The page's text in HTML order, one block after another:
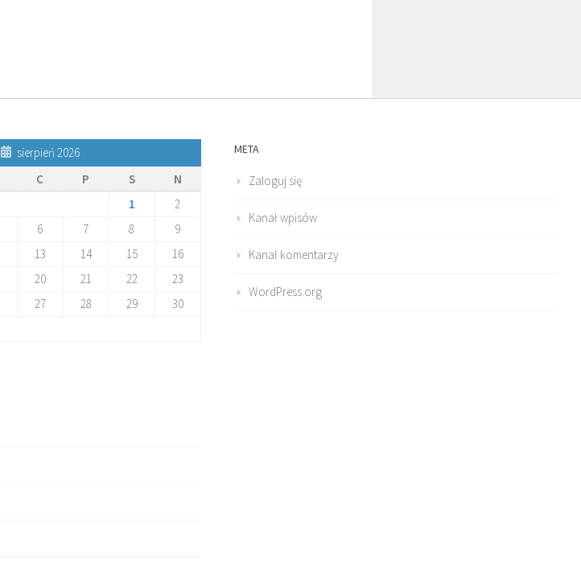
sierpień 2026
C P S
N
1
2
6 7 8
9
13 14 15
16
20 21 22
23
27 28 29
30
META
Zaloguj się
Kanał wpisów
Kanał komentarzy
WordPress.org